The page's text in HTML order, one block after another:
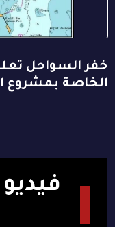
خفر السواحل
الخاصة بمشروع
فيديو